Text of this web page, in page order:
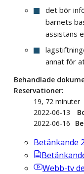
det bör
barnets
assistans
annat för
Behandlade
Reservationer
19, 72 minuter
2022-06-13
2022-06-16
Betänkande
Webb-tv